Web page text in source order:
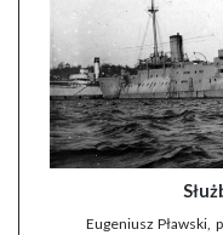
Eugeniusz Pławski,